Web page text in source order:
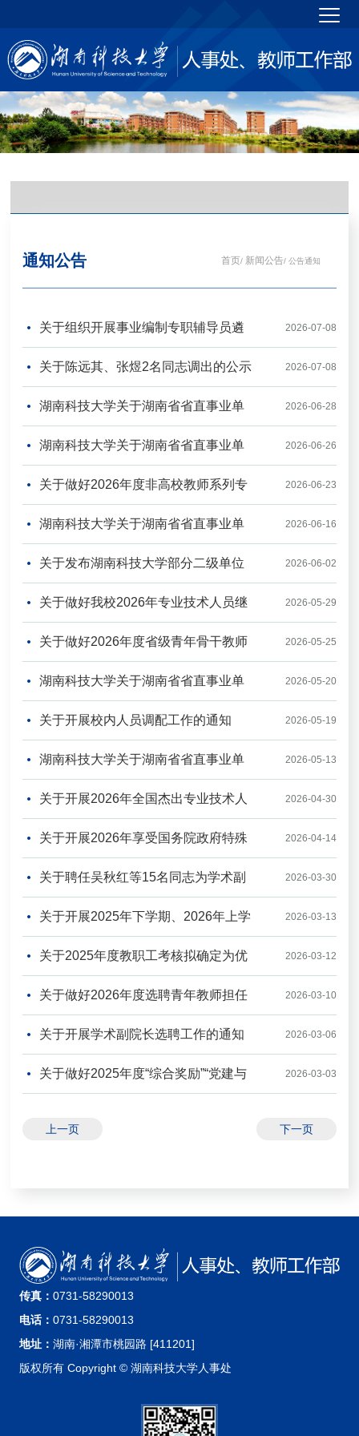
通知公告 首页/ 新闻公告/ 公告通知
2026-07-08
关于组织开展事业编制专职辅导员遴
选工作的通知 2026-07-08
关于陈远其、张煜2名同志调出的公示
2026-06-28
湖南科技大学关于湖南省省直事业单
位2026年第一次公开招聘进入体检考察人员名单及
有关事项的...
2026-06-26
湖南科技大学关于湖南省省直事业单
位2026年第一次公开招聘面试的补充通知.docx2026-06-23
关于做好2026年度非高校教师系列专
业技术职称申报工作的通知 2026-06-16
湖南科技大学关于湖南省省直事业单
位2026年第一次公开招聘面试有关事项的通知2026-06-02
关于发布湖南科技大学部分二级单位
缺岗招聘公告的通知 2026-05-29
关于做好我校2026年专业技术人员继
续教育有关工作的通知 2026-05-25
关于做好2026年度省级青年骨干教师
遴选推荐及2022年度省级青年骨干教师期满验收工
作的通...
2026-05-20
湖南科技大学关于湖南省省直事业单
位2026年第一次公开招聘第二次资格复审有关事项
的通知
2026-05-19
关于开展校内人员调配工作的通知
2026-05-13
湖南科技大学关于湖南省省直事业单
位2026年第一次公开招聘资格复审有关事项的通知
2026-04-30
关于开展2026年全国杰出专业技术人
才和中华技能大奖推荐工作的通知 2026-04-14
关于开展2026年享受国务院政府特殊
津贴人员选拔推荐工作的通知 2026-03-30
关于聘任吴秋红等15名同志为学术副
院长的通知 2026-03-13
关于开展2025年下学期、2026年上学
期非事业编制人员期满续聘工作的通知 2026-03-12
关于2025年度教职工考核拟确定为优
秀档次人员的公示 2026-03-10
关于做好2026年度选聘青年教师担任
辅导员的通知 2026-03-06
关于开展学术副院长选聘工作的通知
2026-03-03
关于做好2025年度“综合奖励”“党建与
上一页 下一页
传真： 0731-58290013
电话： 0731-58290013
地址： 湖南·湘潭市桃园路 [411201]
版权所有 Copyright © 湖南科技大学人事处